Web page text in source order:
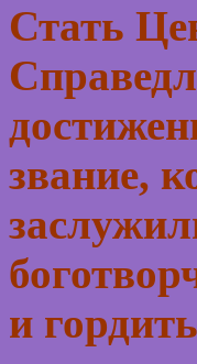
Стать
звание,
и